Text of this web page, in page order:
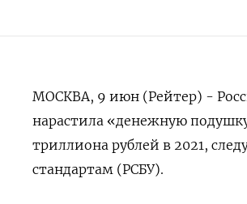
МОСКВА, 9 июн (Рейтер) -
нарастила «денежную
триллиона рублей в 2021,
стандартам (РСБУ).